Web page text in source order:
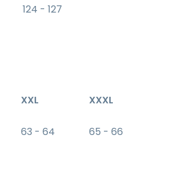
124 - 127
XXL
XXXL
63 - 64 65 - 66